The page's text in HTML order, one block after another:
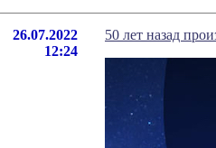
26.07.2022
12:24
50 лет назад